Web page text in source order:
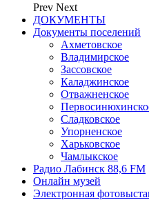
Prev Next
ДОКУМЕНТЫ
Документы поселений
Ахметовское
Владимирское
Зассовское
Каладжинское
Отважненское
Сладковское
Упорненское
Харьковское
Чамлыкское
Радио Лабинск 88,6 FM
Онлайн музей
Электронная